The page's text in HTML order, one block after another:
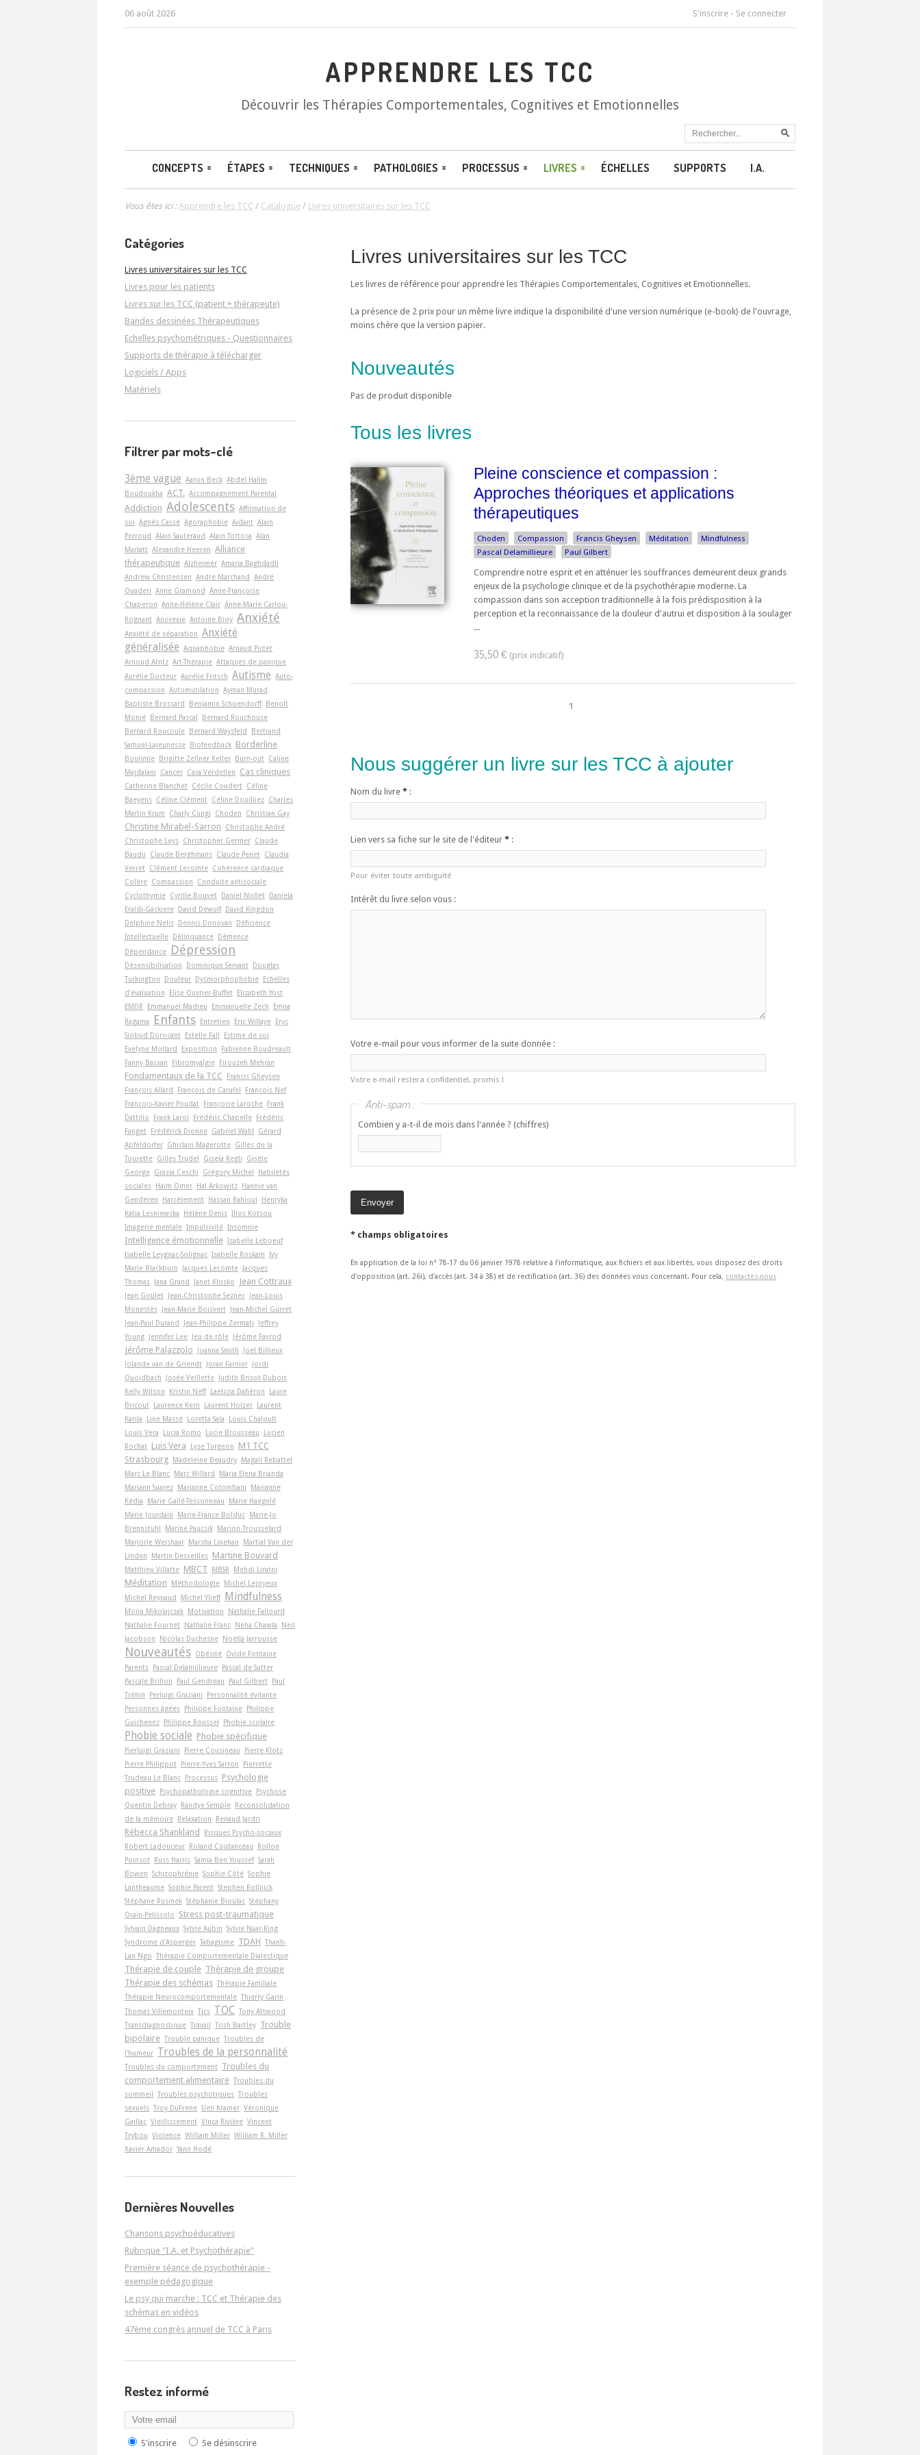
06 août 2026 S'inscrire - Se connecter
APPRENDRE LES TCC
Découvrir les Thérapies Comportementales, Cognitives et Emotionnelles
CONCEPTS ÉTAPES TECHNIQUES PATHOLOGIES PROCESSUS LIVRES ÉCHELLES SUPPORTS I.A.
Vous êtes ici :Apprendre les TCC / Catalogue / Livres universitaires sur les TCC
Livres universitaires sur les TCC
Les livres de référence pour apprendre les Thérapies Comportementales, Cognitives et Emotionnelles.
La présence de 2 prix pour un même livre indique la disponibilité d'une version numérique (e-book) de l'ouvrage,
moins chère que la version papier.
Nouveautés
Pas de produit disponible
Tous les livres
Pleine conscience et compassion :
Approches théoriques et applications
thérapeutiques
Choden Compassion Francis Gheysen Méditation
Mindfulness
Pascal Delamillieure
Paul Gilbert
Comprendre notre esprit et en atténuer les souffrances demeurent deux grands
enjeux de la psychologie clinique et de la psychothérapie moderne. La
compassion dans son acception traditionnelle à la fois prédisposition à la
perception et la reconnaissance de la douleur d'autrui et disposition à la soulager
...
35,50 €
1
Nous suggérer un livre sur les TCC à ajouter
Nom du livre * :
Lien vers sa fiche sur le site de l'éditeur * :
Pour éviter toute ambiguïté
Intérêt du livre selon vous :
Votre e-mail pour vous informer de la suite donnée :
Votre e-mail restera confidentiel, promis !
Anti-spam :
Combien y a-t-il de mois dans l'année ? (chiffres)
* champs obligatoires
En application de la loi n° 78-17 du 06 janvier 1978 relative à l'informatique, aux fichiers et aux libertés, vous disposez des droits
d'opposition (art. 26i), d'accès (art. 34 à 38) et de rectification (art. 36) des données vous concernant. Pour cela, contactez-nous
Catégories
Livres universitaires sur les TCC
Livres pour les patients
Livres sur les TCC (patient + thérapeute)
Bandes dessinées Thérapeutiques
Echelles psychométriques - Questionnaires
Supports de thérapie à télécharger
Logiciels / Apps
Matériels
Filtrer par mots-clé
3ème vague Aaron Beck Abdel Halim
Boudoukha ACT. Accompagnement Parental
Addiction Adolescents Affirmation de
soi Agnès Cassé Agoraphobie Aidant Alain
Perroud Alain Sauteraud Alain Tortosa Alan
Marlatt Alexandre Heeren Alliance
thérapeutique Alzheimer Amaria Baghdadli
Andrew Christensen André Marchand André
Quaderi Anne Gramond Anne-Françoise
Chaperon Anne-Hélène Clair Anne-Marie Cariou-
Rognant Anorexie Antoine Bioy Anxiété
Anxiété de séparation Anxiété
généralisée Aquaphobie Arnaud Pictet
Arnoud Arntz Art-Thérapie Attaques de panique
Aurélie Docteur Aurélie Fritsch Autisme Auto-
compassion Automutilation Ayman Murad
Baptiste Brossard
Benjamin Schoendorff Benoît
Monié Bernard Pascal
Bernard Rouchouse
Bernard Roucoule Bernard Waysfeld
Bertrand
Samuel-Lajeunesse Biofeedback Borderline
Boulimie Brigitte Zellner Keller Burn-out Caline
Majdalani
Cancer Cara Verdellen Cas cliniques
Catherine Blanchet Cécile Coudert Céline
Baeyens Céline Clément Céline Douilliez Charles
Martin Krum
Charly Cungi Choden Christian Gay
Christine Mirabel-Sarron
Christophe André
Christophe Leys Christopher Germer Claude
Baudu
Claude Berghmans Claude Penet Claudia
Verret Clément Lecomte Cohérence cardiaque
Colère Compassion
Conduite antisociale
Cyclothymie Cyrille Bouvet Daniel Nollet Daniela
Eraldi-Gackiere David Dewulf David Kingdon
Delphine Nelis Dennis Donovan
Déficience
Intellectuelle Délinquance Démence
Dépendance
Dépression
Désensibilisation Dominique Servant Douglas
Turkington
Douleur Dysmorphophobie Echelles
d'évaluation
Elise Ouvrier-Buffet Elizabeth Yost
EMDR
Emmanuel Madieu Emmanuelle Zech
Emna
Ragama
Enfants Entretien Eric Willaye Eryc
Siobud Dorocant Estelle Fall
Estime de soi
Evelyne Mollard
Exposition
Fabienne Boudreault
Fanny Bassan
Fibromyalgie Firouzeh Mehran
Fondamentaux de la TCC
Francis Gheysen
François Allard
François de Carufel
François Nef
François-Xavier Poudat Françoise Laroche Frank
Dattilio
Frank Laroi Frédéric Chapelle Frédéric
Fanget Frédérick Dionne Gabriel Wahl
Gérard
Apfeldorfer Ghislain Magerotte Gilles de la
Tourette Gilles Trudel Gisela Regli
Gisèle
George Grazia Ceschi Grégory Michel
Habiletés
sociales Haim Omer Hal Arkowitz Hannie van
Genderen
Harcèlement Hassan Rahioui
Henryka
Katia Lesniewska
Hélène Denis Ilios Kotsou
Imagerie mentale Impulsivité Insomnie
Intelligence émotionnelle Isabelle Leboeuf
Isabelle Leygnac-Solignac Isabelle Roskam Ivy
Marie Blackburn
Jacques Lecomte Jacques
Thomas Jana Grand Janet Klosko Jean Cottraux
Jean Goulet Jean-Christophe Seznec Jean-Louis
Monestès Jean-Marie Boisvert Jean-Michel Gurret
Jean-Paul Durand
Jean-Philippe Zermati
Jeffrey
Young Jennifer Lee Jeu de rôle Jérôme Favrod
Jérôme Palazzolo Joanna Smith
Joël Billieux
Jolande van de Griendt Joran Farnier Jordi
Quoidbach
Josée Veillette Judith Brisot-Dubois
Kelly Wilson
Kristin Neff Laetizia Dahéron
Laure
Bricout Laurence Kern Laurent Holzer Laurent
Karila
Line Massé Loretta Sala
Louis Chaloult
Louis Vera
Lucia Romo Lucie Brousseau
Lucien
Rochat Luis Vera Lyse Turgeon
M1 TCC
Strasbourg Madeleine Beaudry Magali Rebattel
Marc Le Blanc Marc Willard
Maria Elena Brianda
Mariann Suarez Marianne Colombani
Marianne
Kédia
Marie Gallé-Tessonneau
Marie Haegelé
Marie Jourdain
Marie-France Bolduc Marie-Jo
Brennstuhl
Marine Paucsik Marion Trousselard
Marjorie Weishaar Marsha Linehan
Martial Van der
Linden
Martin Desseilles Martine Bouvard
Matthieu Villatte MBCT MBSR Mehdi Liratni
Méditation Méthodologie Michel Lejoyeux
Michel Reynaud
Michel Ylieff Mindfulness
Moïra Mikolajczak Motivation
Nathalie Fallourd
Nathalie Fournet Nathalie Franc Neha Chawla
Neil
Jacobson
Nicolas Duchesne Noëlla Jarrousse
Nouveautés Obésité Ovide Fontaine
Parents Pascal Delamillieure Pascal de Sutter
Pascale Brillon
Paul Gendreau Paul Gilbert Paul
Tréhin
Perluigi Graziani
Personnalité évitante
Personnes âgées Philippe Fontaine Philippe
Guichenez Philippe Roussel Phobie scolaire
Phobie sociale Phobie spécifique
Pierluigi Graziani Pierre Cousineau
Pierre Klotz
Pierre Philippot Pierre-Yves Sarron
Pierrette
Trudeau Le Blanc Processus Psychologie
positive Psychopathologie cognitive Psychose
Quentin Debray Randye Semple Reconsolidation
de la mémoire Relaxation Renaud Jardri
Rébecca Shankland
Risques Psycho-sociaux
Robert Ladouceur Roland Coutanceau
Rollon
Poinsot Russ Harris Samia Ben Youssef Sarah
Bowen Schizophrénie Sophie Côté Sophie
Lantheaume Sophie Parent Stephen Rollnick
Stéphane Rusinek Stéphanie Bioulac Stéphany
Orain-Pelissolo
Stress post-traumatique
Sylvain Dagneaux Sylvie Aubin Sylvie Naar-King
Syndrome d'Asperger Tabagisme TDAH Thanh-
Lan Ngo Thérapie Comportementale Dialectique
Thérapie de couple Thérapie de groupe
Thérapie des schémas Thérapie Familiale
Thérapie Neurocomportementale Thierry Garin
Thomas Villemonteix Tics TOC Tony Attwood
Transdiagnostique Travail Trish Bartley Trouble
bipolaire Trouble panique Troubles de
l'humeur Troubles de la personnalité
Troubles du comportement Troubles du
comportement alimentaire Troubles du
sommeil Troubles psychotiques Troubles
sexuels Troy DuFrene Ueli Kramer Véronique
Gaillac Vieillissement Vinca Rivière Vincent
Trybou Violence William Miller William R. Miller
Xavier Amador Yann Hodé
Dernières Nouvelles
Chansons psychoéducatives
Rubrique "I.A. et Psychothérapie"
Première séance de psychothérapie -
exemple pédagogique
Le psy qui marche : TCC et Thérapie des
schémas en vidéos
47ème congrès annuel de TCC à Paris
Restez informé
S'inscrire Se désinscrire